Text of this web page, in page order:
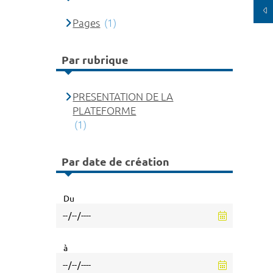
Pages (1)
Par rubrique
PRESENTATION DE LA
PLATEFORME
(1)
Par date de création
Du
à